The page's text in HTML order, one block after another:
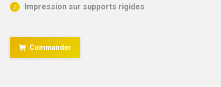
Impression sur supports rigides
Commander